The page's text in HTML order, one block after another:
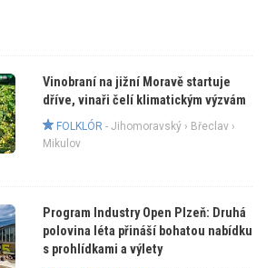
Vinobraní na jižní Moravě startuje
dříve, vinaři čelí klimatickým výzvám
FOLKLÓR - Jihomoravský› Břeclav›
Mikulov
Program Industry Open Plzeň: Druhá
polovina léta přináší bohatou nabídku
s prohlídkami a výlety